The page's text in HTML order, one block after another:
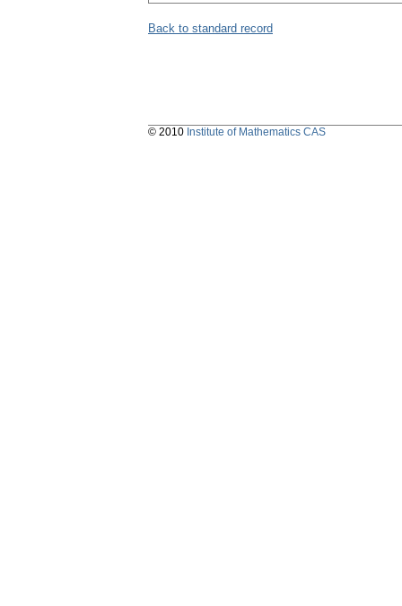
Back to standard record
© 2010 Institute of Mathematics CAS